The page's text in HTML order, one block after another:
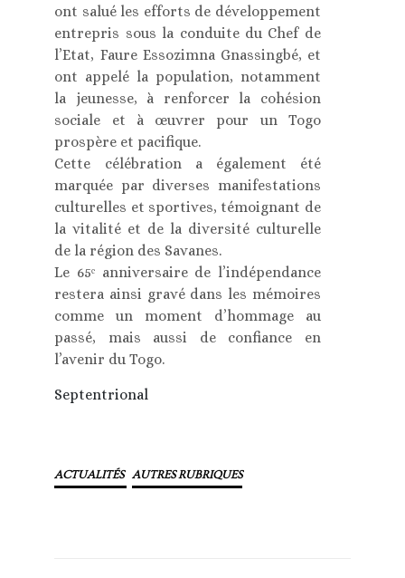
ont salué les efforts de développement
entrepris sous la conduite du Chef de
l’Etat, Faure Essozimna Gnassingbé, et
ont appelé la population, notamment
la jeunesse, à renforcer la cohésion
sociale et à œuvrer pour un Togo
prospère et pacifique.
Cette célébration a également été
marquée par diverses manifestations
culturelles et sportives, témoignant de
la vitalité et de la diversité culturelle
de la région des Savanes.
Le 65ᵉ anniversaire de l’indépendance
restera ainsi gravé dans les mémoires
comme un moment d’hommage au
passé, mais aussi de confiance en
l’avenir du Togo.
Septentrional
ACTUALITÉS AUTRES RUBRIQUES